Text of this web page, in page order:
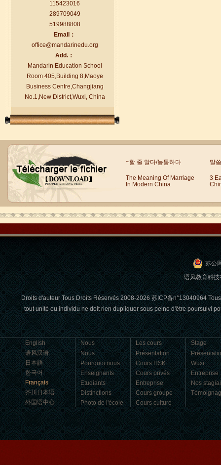
Le vent en langue Brad élèves
Le vent en langue Brad élèves Je suis
Mandarin Education School. Je peux...
Jennifer, étudiante à Mandarin
Edu
Jennifer, étudiante à Mandarin Edu
J'adore apprendre le Chinois à
Mandarin Education School. C'est un
en...
Zack, étudiant à Mandarin Edu
115423016
289709049
519988808
Email：
office@mandarinedu.org
Add.：
Mandarin Education School
Room 405,Building 8,Maoye
Business Centre,Changjiang
No.1,New District,Wuxi, China
~할 줄 알다/능통하다 말
The Meaning Of Marriage
In Modern China
3
苏公
语风教育科
Droits d'auteur Tous Droits Réservés 2008-2026 苏ICP备n°13040964
tout unité ou individu ne doit rien dupliquer sous peine d'être poursuivi
English
语风汉语
日本語
한국어
Français
芥川日本语
外国语中心
Nous
Nous
Pourquoi nous
Enseignants
Etudiants
Distinctions
Photo de l'école
Visa étudiant
Les cours
Présentation
Cours HSK
Cours privés
Entreprise
Cours groupe
Cours culture
Pour enfants
Stage
Wuxi
Entreprise
Nos